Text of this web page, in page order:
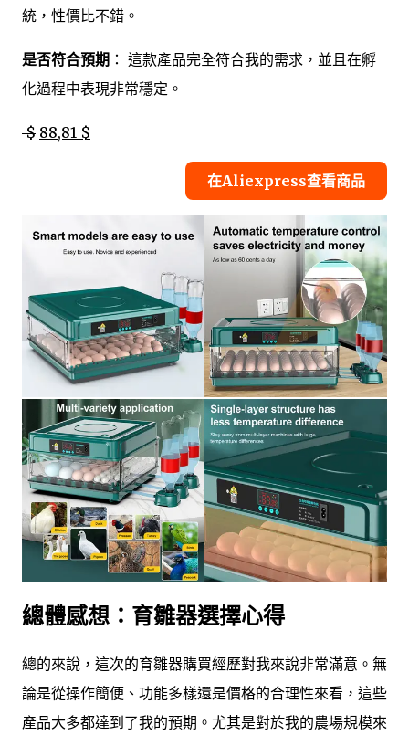
統，性價比不錯。
是否符合預期 ： 這款產品完全符合我的需求，並且在孵
化過程中表現非常穩定。
$ 88,81 $
在Aliexpress查看商品
總體感想：育雛器選擇心得
總的來說，這次的育雛器購買經歷對我來說非常滿意。無
論是從操作簡便、功能多樣還是價格的合理性來看，這些
產品大多都達到了我的預期。尤其是對於我的農場規模來